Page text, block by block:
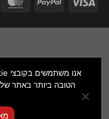
הטובה ביותר באתר